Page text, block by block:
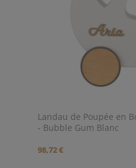
Landau de Poupée en
- Bubble Gum Blanc
98,72 €